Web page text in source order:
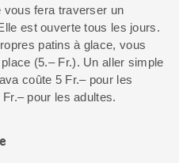
vous fera traverser un
est ouverte tous les jours.
patins à glace, vous
(5.– Fr.). Un aller simple
coûte 5 Fr.– pour les
pour les adultes.